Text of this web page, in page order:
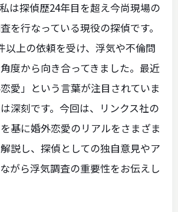
は探偵歴24年目を超え今尚現場の
を行なっている現役の探偵です。
以上の依頼を受け、浮気や不倫問
度から向き合ってきました。最近
愛」という言葉が注目されていま
深刻です。今回は、リンクス社の
基に婚外恋愛のリアルをさまざま
説し、探偵としての独自意見やア
がら浮気調査の重要性をお伝えし